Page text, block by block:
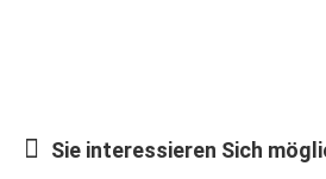
Sie interessieren Sich